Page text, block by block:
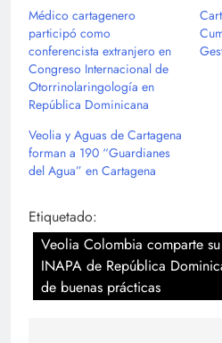
Médico cartagenero
participó como
conferencista extranjero en
Congreso Internacional de
Otorrinolaringología en
República Dominicana
Veolia y Aguas de Cartagena
forman a 190 “Guardianes
del Agua” en Cartagena
Etiquetado:
Veolia Colombia comparte
INAPA de República
de buenas prácticas